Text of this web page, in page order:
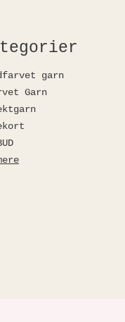
garn
Garn